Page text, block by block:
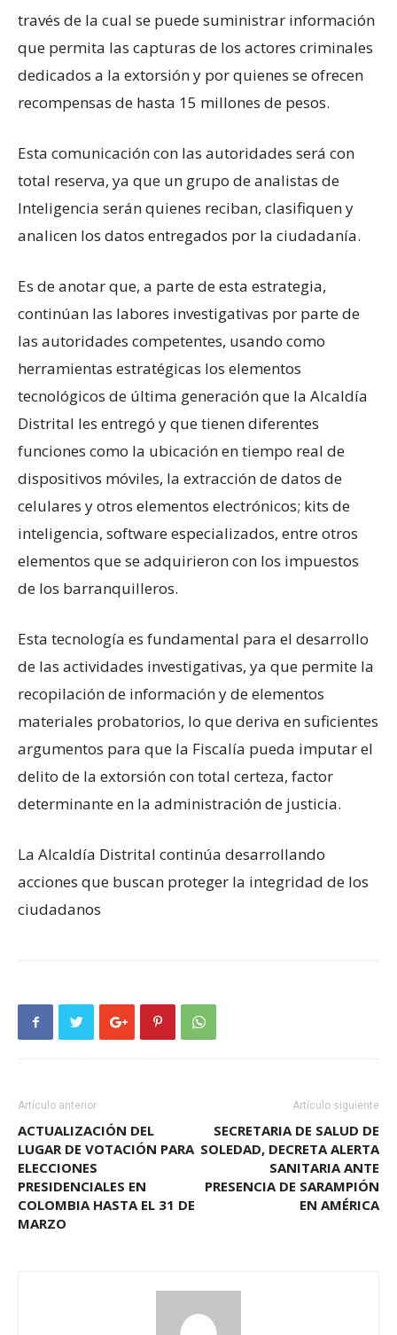
través de la cual se puede suministrar información
que permita las capturas de los actores criminales
dedicados a la extorsión y por quienes se ofrecen
recompensas de hasta 15 millones de pesos.
Esta comunicación con las autoridades será con
total reserva, ya que un grupo de analistas de
Inteligencia serán quienes reciban, clasifiquen y
analicen los datos entregados por la ciudadanía.
Es de anotar que, a parte de esta estrategia,
continúan las labores investigativas por parte de
las autoridades competentes, usando como
herramientas estratégicas los elementos
tecnológicos de última generación que la Alcaldía
Distrital les entregó y que tienen diferentes
funciones como la ubicación en tiempo real de
dispositivos móviles, la extracción de datos de
celulares y otros elementos electrónicos; kits de
inteligencia, software especializados, entre otros
elementos que se adquirieron con los impuestos
de los barranquilleros.
Esta tecnología es fundamental para el desarrollo
de las actividades investigativas, ya que permite la
recopilación de información y de elementos
materiales probatorios, lo que deriva en suficientes
argumentos para que la Fiscalía pueda imputar el
delito de la extorsión con total certeza, factor
determinante en la administración de justicia.
La Alcaldía Distrital continúa desarrollando
acciones que buscan proteger la integridad de los
ciudadanos
Artículo anterior
ACTUALIZACIÓN DEL
LUGAR DE VOTACIÓN PARA
ELECCIONES
PRESIDENCIALES EN
COLOMBIA HASTA EL 31 DE
MARZO
Artículo siguiente
SECRETARIA DE SALUD DE
SOLEDAD, DECRETA ALERTA
SANITARIA ANTE
PRESENCIA DE SARAMPIÓN
EN AMÉRICA